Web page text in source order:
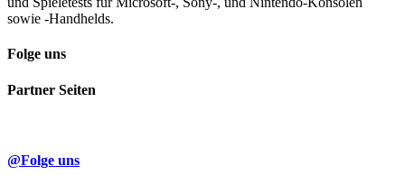
sowie -Handhelds.
Folge uns
Partner Seiten
@Folge uns